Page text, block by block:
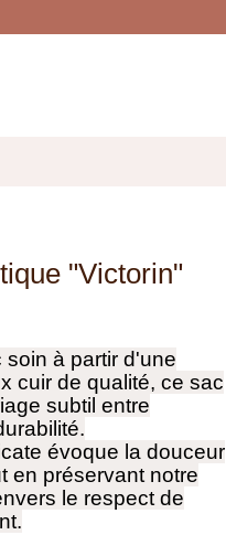
"Victorin"
soin à partir d'une
cuir de qualité, ce sac
subtil entre
évoque la douceur
en préservant notre
le respect de